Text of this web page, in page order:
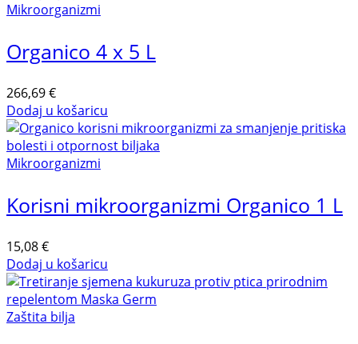
Mikroorganizmi
Organico 4 x 5 L
266,69€
Dodaj u košaricu
Mikroorganizmi
Korisni mikroorganizmi Organico 1 L
15,08€
Dodaj u košaricu
Zaštita bilja